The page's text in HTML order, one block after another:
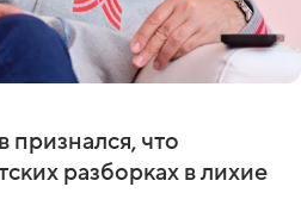
что
разборках в лихие